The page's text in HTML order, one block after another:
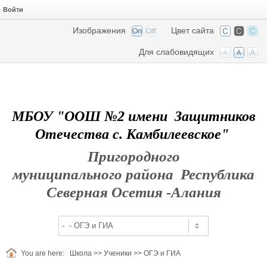
Войти
Цвет сайта
Изображения
Для слабовидящих
МБОУ "ООШ №2 имени Защитников
Отечества с. Камбилеевское"
Пригородного
муниципального района Республика
Северная Осетия -Алания
You are here: Школа >> Ученики >> ОГЭ и ГИА